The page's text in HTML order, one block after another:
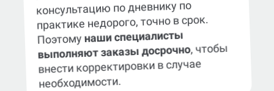
консультацию по дневнику по
практике недорого, точно в срок.
Поэтомунаши специалисты
выполняют заказы досрочно, чтобы
внести корректировки в случае
необходимости.